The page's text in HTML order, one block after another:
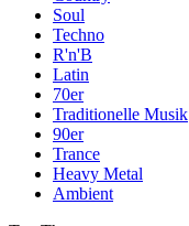
Soul
Techno
R'n'B
Latin
70er
Traditionelle Musik
90er
Trance
Heavy Metal
Ambient